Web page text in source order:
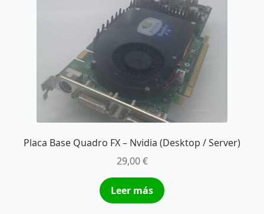
Placa Base Quadro FX – Nvidia (Desktop / Server)
29,00€
Leer más